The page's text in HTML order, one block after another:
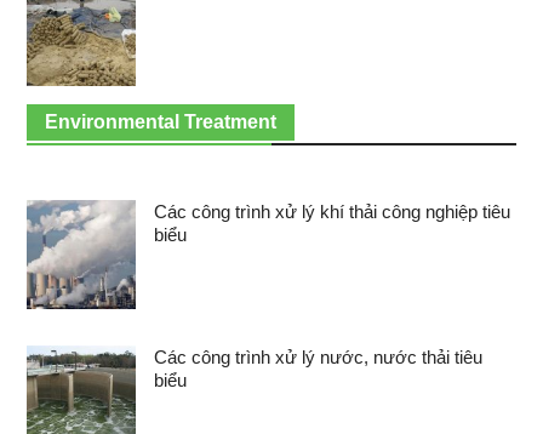
Environmental Treatment
Các công trình xử lý khí thải công nghiệp tiêu
biểu
Các công trình xử lý nước, nước thải tiêu
biểu